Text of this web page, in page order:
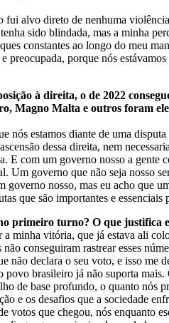
alvo direto de nenhuma
sido blindada, mas a minha
constantes ao longo do meu
preocupada, porque nós
à direita, o de 2022
Magno Malta e outros foram
estamos diante de uma
dessa direita, nem
E com um governo nosso a
Um governo que não seja nosso
nosso, mas eu acho que
que são importantes e essenciais
primeiro turno? O que justifica
vitória, que já estava ali
conseguiram rastrear esses
declara o seu voto, e isso me
brasileiro já não suporta
de base profundo, o quanto nós
e os desafios que a sociedade
que chegou, nós enquanto